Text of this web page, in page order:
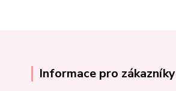
Informace pro zákazníky